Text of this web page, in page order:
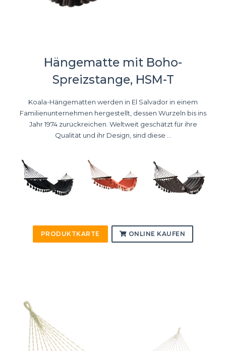
Hängematte mit Boho-
Spreizstange, HSM-T
Koala-Hängematten werden in El Salvador in einem
Familienunternehmen hergestellt, dessen Wurzeln bis ins
Jahr 1974 zurückreichen. Weltweit geschätzt für ihre
Qualität und ihr Design, sind diese ...
PRODUKTKARTE ONLINE KAUFEN